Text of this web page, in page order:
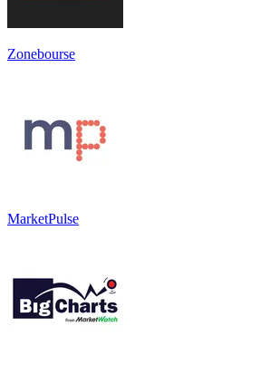
Zonebourse
MarketPulse